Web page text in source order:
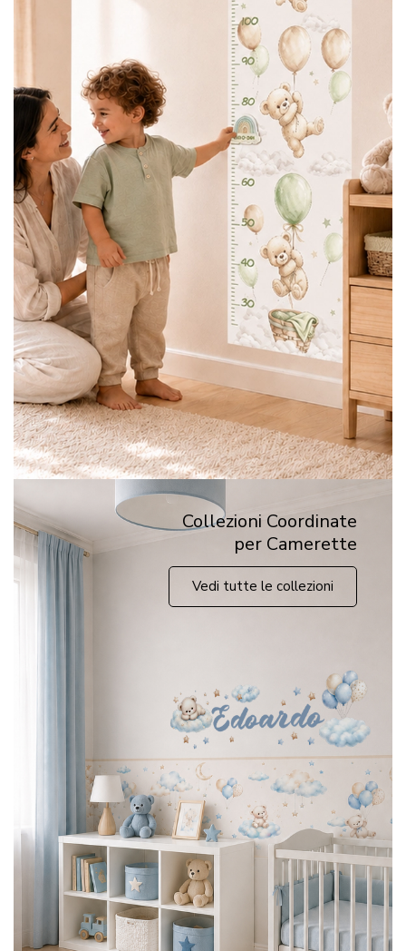
Collezioni Coordinate
per Camerette
Vedi tutte le collezioni